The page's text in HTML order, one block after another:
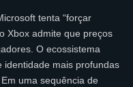
tenta “forçar
Xbox admite que preços
O ecossistema
identidade mais profundas
uma sequência de